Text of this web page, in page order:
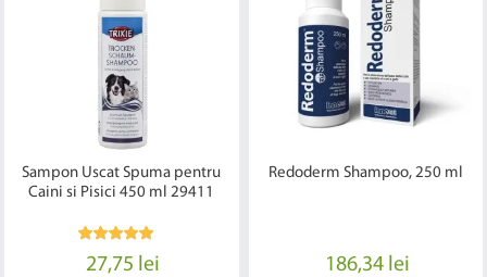
Sampon Uscat Spuma pentru
Caini si Pisici 450 ml 29411
27,75 lei
Redoderm Shampoo, 250 ml
186,34 lei